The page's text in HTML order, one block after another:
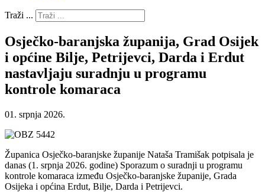
Traži ...
Osječko-baranjska županija, Grad Osijek
i općine Bilje, Petrijevci, Darda i Erdut
nastavljaju suradnju u programu
kontrole komaraca
01. srpnja 2026.
Županica Osječko-baranjske županije Nataša Tramišak potpisala je
danas (1. srpnja 2026. godine) Sporazum o suradnji u programu
kontrole komaraca između Osječko-baranjske županije, Grada
Osijeka i općina Erdut, Bilje, Darda i Petrijevci.